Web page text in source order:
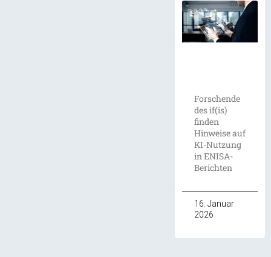
Forschende
des if(is)
finden
Hinweise auf
KI-Nutzung
in ENISA-
Berichten
16. Januar
2026